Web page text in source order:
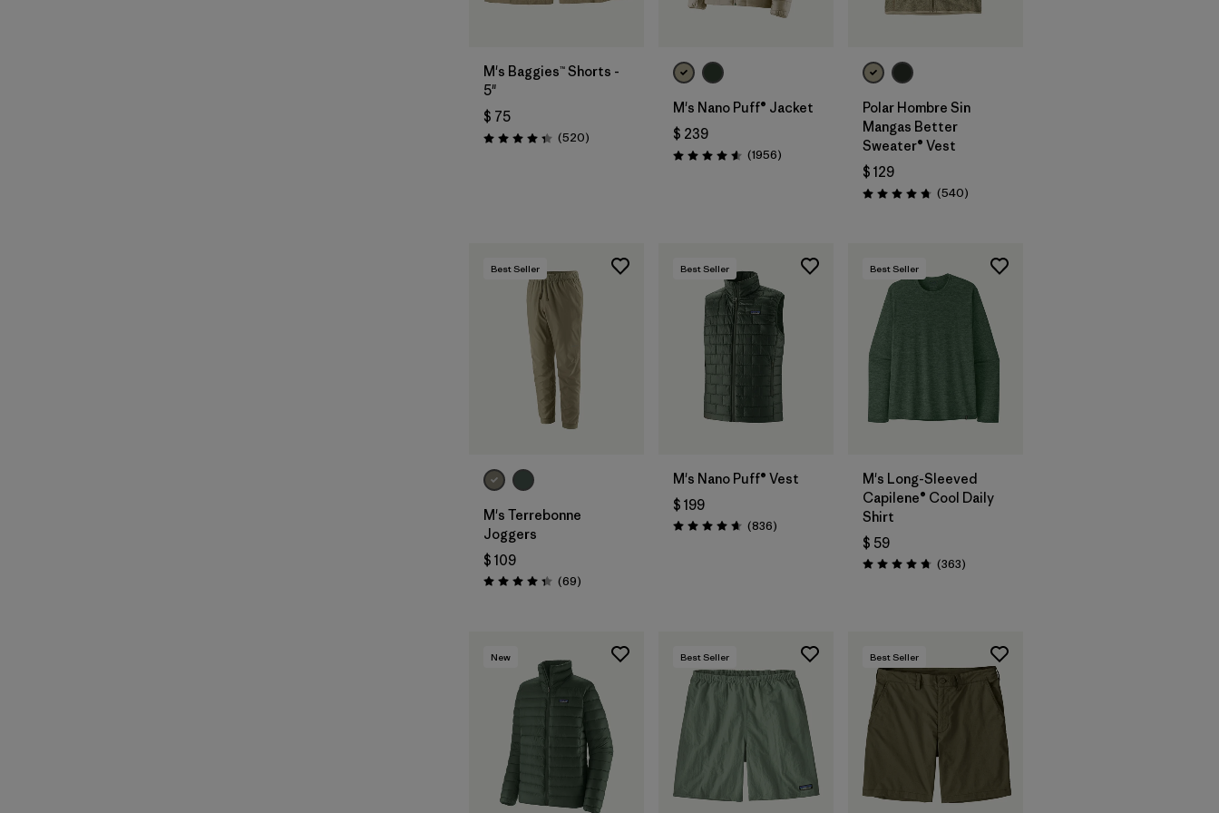
M's Baggies™ Shorts -
5"
$ 75
Valoración: 4.4 / 5
(520Comentarios
)
M's Nano Puff® Jacket
$ 239
Valoración: 4.6 / 5
(1956Comentarios
)
Polar Hombre Sin
Mangas Better
Sweater® Vest
$ 129
Valoración: 4.8 / 5
(540Comentarios
)
Best Seller
M's Terrebonne
Joggers
$ 109
Valoración: 4.3 / 5
(69Comentarios
)
Best Seller
M's Nano Puff® Vest
$ 199
Valoración: 4.7 / 5
(836Comentarios
)
Best Seller
M's Long-Sleeved
Capilene® Cool Daily
Shirt
$ 59
Valoración: 4.7 / 5
(363Comentarios
)
New Best Seller Best Seller